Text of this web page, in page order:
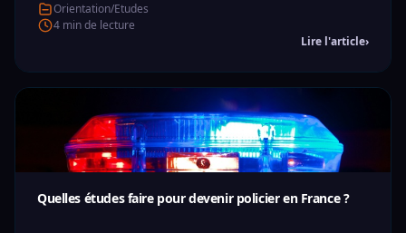
Orientation/Etudes
4 min de lecture
Lire l'article›
Quelles études faire pour devenir policier en France ?